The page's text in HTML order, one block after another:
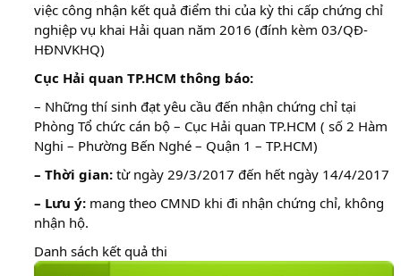
việc công nhận kết quả điểm thi của kỳ thi cấp chứng chỉ
nghiệp vụ khai Hải quan năm 2016 (đính kèm 03/QĐ-
HĐNVKHQ)
Cục Hải quan TP.HCM thông báo:
– Những thí sinh đạt yêu cầu đến nhận chứng chỉ tại
Phòng Tổ chức cán bộ – Cục Hải quan TP.HCM ( số 2 Hàm
Nghi – Phường Bến Nghé – Quận 1 – TP.HCM)
– Thời gian: từ ngày 29/3/2017 đến hết ngày 14/4/2017
– Lưu ý: mang theo CMND khi đi nhận chứng chỉ, không
nhận hộ.
Danh sách kết quả thi